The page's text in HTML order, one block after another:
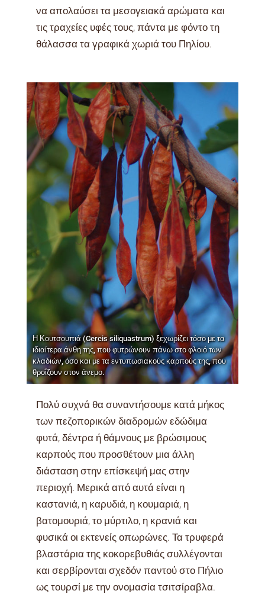
να απολαύσει τα μεσογειακά αρώματα και
τις τραχείες υφές τους, πάντα με φόντο τη
θάλασσα τα γραφικά χωριά του Πηλίου.
Η Κουτσουπιά (Cercis siliquastrum) ξεχωρίζει τόσο με τα
ιδιαίτερα άνθη της, που φυτρώνουν πάνω στο φλοιό των
κλαδιών, όσο και με τα εντυπωσιακούς καρπούς της, που
θροΐζουν στον άνεμο.
Πολύ συχνά θα συναντήσουμε κατά μήκος
των πεζοπορικών διαδρομών εδώδιμα
φυτά, δέντρα ή θάμνους με βρώσιμους
καρπούς που προσθέτουν μια άλλη
διάσταση στην επίσκεψή μας στην
περιοχή. Μερικά από αυτά είναι η
καστανιά, η καρυδιά, η κουμαριά, η
βατομουριά, το μύρτιλο, η κρανιά και
φυσικά οι εκτενείς οπωρώνες. Τα τρυφερά
βλαστάρια της κοκορεβυθιάς συλλέγονται
και σερβίρονται σχεδόν παντού στο Πήλιο
ως τουρσί με την ονομασία τσιτσίραβλα.